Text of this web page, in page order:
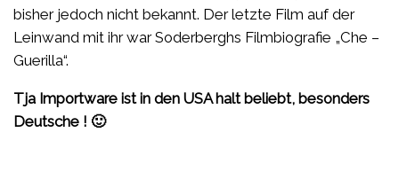
bisher jedoch nicht bekannt. Der letzte Film auf der
Leinwand mit ihr war Soderberghs Filmbiografie „Che –
Guerilla“.
Tja Importware ist in den USA halt beliebt, besonders
Deutsche ! 🙂